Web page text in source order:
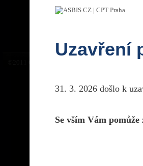
Uzavření
31. 3. 2026 došlo k
Se vším Vám